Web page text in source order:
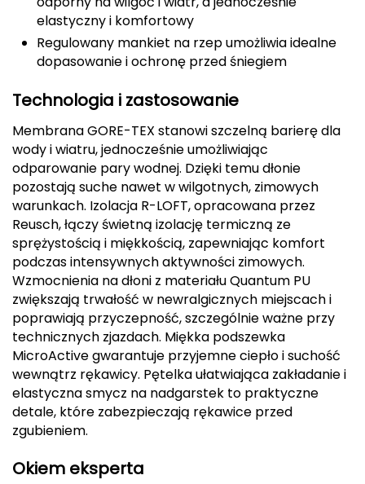
Deuter
Dolomite
E
EISBAR
ENERO
ENERO CAMP
ENERO PRO
Elmer by Swany
Extremities
F
FASHY
Fjord Nansen
G
elastyczny i komfortowy
Regulowany mankiet na rzep umożliwia idealne
dopasowanie i ochronę przed śniegiem
Technologia i zastosowanie
Membrana GORE-TEX stanowi szczelną barierę dla
wody i wiatru, jednocześnie umożliwiając
odparowanie pary wodnej. Dzięki temu dłonie
pozostają suche nawet w wilgotnych, zimowych
warunkach. Izolacja R-LOFT, opracowana przez
Reusch, łączy świetną izolację termiczną ze
sprężystością i miękkością, zapewniając komfort
podczas intensywnych aktywności zimowych.
Wzmocnienia na dłoni z materiału Quantum PU
zwiększają trwałość w newralgicznych miejscach i
poprawiają przyczepność, szczególnie ważne przy
technicznych zjazdach. Miękka podszewka
MicroActive gwarantuje przyjemne ciepło i suchość
wewnątrz rękawicy. Pętelka ułatwiająca zakładanie i
elastyczna smycz na nadgarstek to praktyczne
detale, które zabezpieczają rękawice przed
zgubieniem.
Okiem eksperta